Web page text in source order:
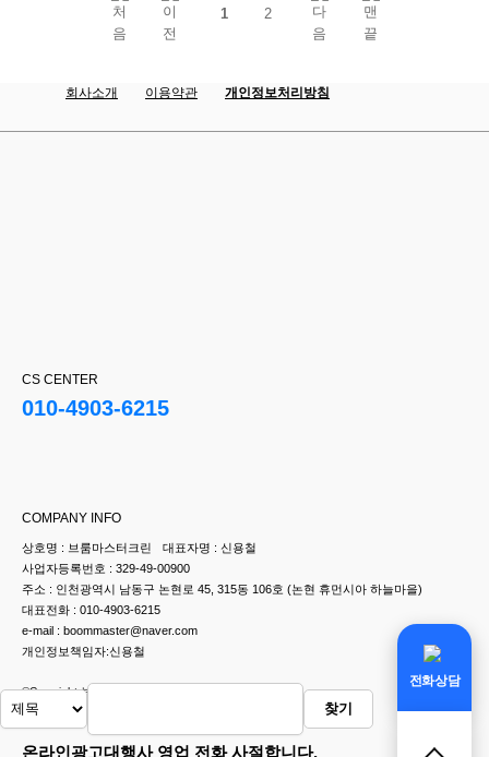
찾기
1 2
회사소개 이용약관 개인정보처리방침
CS CENTER
010-4903-6215
COMPANY INFO
상호명 : 브룸마스터크린
대표자명 : 신용철
사업자등록번호 : 329-49-00900
주소 : 인천광역시 남동구 논현로 45, 315동 106호 (논현 휴먼시아 하늘마을)
대표전화 : 010-4903-6215
e-mail : boommaster@naver.com
개인정보책임자:신용철
©Copyright 브룸마스터크린 All rights reserved.
온라인광고대행사 영업 전화 사절합니다.
전화상담